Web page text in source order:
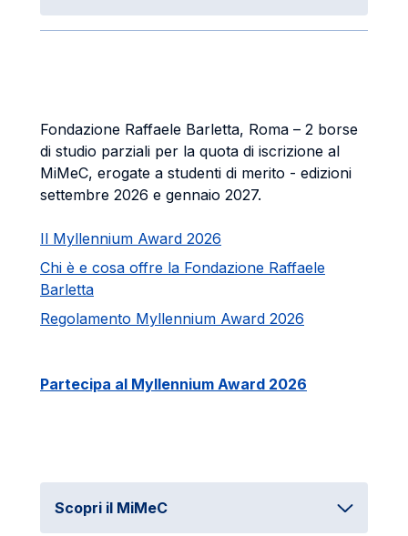
Fondazione Raffaele Barletta, Roma – 2 borse
di studio parziali per la quota di iscrizione al
MiMeC, erogate a studenti di merito - edizioni
settembre 2026 e gennaio 2027.
Il Myllennium Award 2026
Chi è e cosa offre la Fondazione Raffaele
Barletta
Regolamento Myllennium Award 2026
Partecipa al Myllennium Award 2026
Scopri il MiMeC